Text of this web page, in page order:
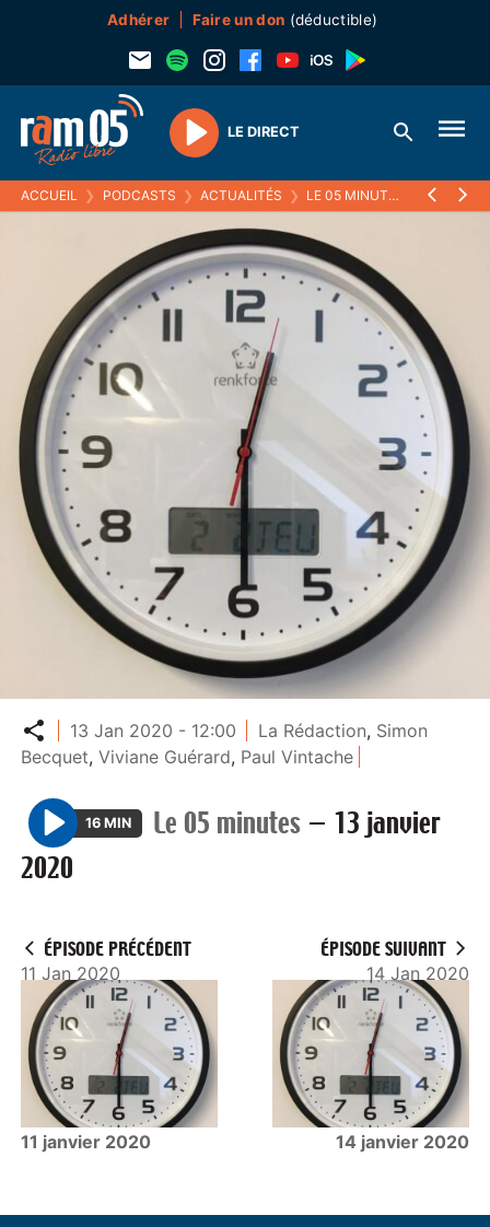
Adhérer Faire un don (déductible)
Play
LE DIRECT
ACCUEIL ❯ PODCASTS ❯ ACTUALITÉS ❯ LE 05 MINUTES 13
Partager
13 Jan 2020 - 12:00 La Rédaction, Simon
Becquet,Viviane Guérard, Paul Vintache
P
l
16 MIN Le 05 minutes — 13 janvier
2020
ÉPISODE PRÉCÉDENT
11 Jan 2020
11 janvier 2020
ÉPISODE SUIVANT
14 Jan 2020
14 janvier 2020